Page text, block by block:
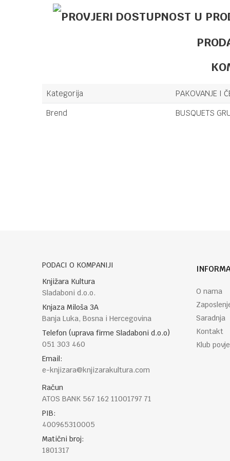
Kategorija
PAKOVANJE I
Brend
BUSQUETS
PODACI O KOMPANIJI
Knjižara Kultura
Sladaboni d.o.o.
Knjaza Miloša 3A
Banja Luka, Bosna i Hercegovina
Telefon (uprava firme Sladaboni d.o.o)
051 303 460
Email:
e-knjizara@knjizarakultura.com
Račun
ATOS BANK 567 162 11001797 71
PIB:
400965310005
Matični broj:
1801317
O nama
Saradnja
Kontakt
Klub